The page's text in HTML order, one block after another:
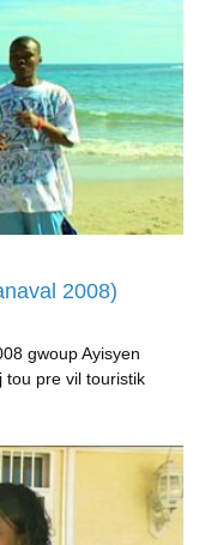
2008)
gwoup Ayisyen
tou pre vil touristik